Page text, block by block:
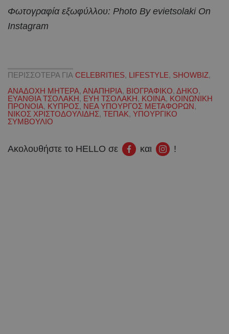
Φωτογραφία εξωφύλλου: Photo By evietsolaki On
Instagram
ΠΕΡΙΣΣΟΤΕΡΑ ΓΙΑ CELEBRITIES, LIFESTYLE, SHOWBIZ,
ΑΝΑΔΟΧΗ ΜΗΤΕΡΑ, ΑΝΑΠΗΡΙΑ, ΒΙΟΓΡΑΦΙΚΟ, ΔΗΚΟ,
ΕΥΑΝΘΙΑ ΤΣΟΛΑΚΗ, ΕΥΗ ΤΣΟΛΑΚΗ, ΚΟΙΝΑ, ΚΟΙΝΩΝΙΚΗ
ΠΡΟΝΟΙΑ, ΚΥΠΡΟΣ, ΝΕΑ ΥΠΟΥΡΓΟΣ ΜΕΤΑΦΟΡΩΝ,
ΝΙΚΟΣ ΧΡΙΣΤΟΔΟΥΛΙΔΗΣ, ΤΕΠΑΚ, ΥΠΟΥΡΓΙΚΟ
ΣΥΜΒΟΥΛΙΟ
Ακολουθήστε το HELLO σε και !